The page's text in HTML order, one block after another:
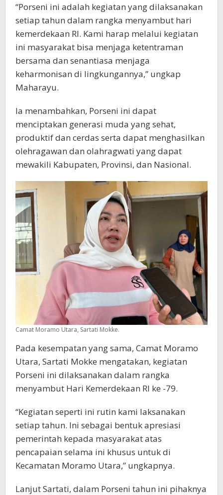
“Porseni ini adalah kegiatan yang dilaksanakan
setiap tahun dalam rangka menyambut hari
kemerdekaan RI. Kami harap melalui kegiatan
ini masyarakat bisa menjaga ketentraman
bersama dan senantiasa menjaga
keharmonisan di lingkungannya,” ungkap
Maharayu.
Ia menambahkan, Porseni ini dapat
menciptakan generasi muda yang sehat,
produktif dan cerdas serta dapat menghasilkan
olehragawan dan olahragwati yang dapat
mewakili Kabupaten, Provinsi, dan Nasional.
Camat Moramo Utara, Sartati Mokke.
Pada kesempatan yang sama, Camat Moramo
Utara, Sartati Mokke mengatakan, kegiatan
Porseni ini dilaksanakan dalam rangka
menyambut Hari Kemerdekaan RI ke -79.
“Kegiatan seperti ini rutin kami laksanakan
setiap tahun. Ini sebagai bentuk apresiasi
pemerintah kepada masyarakat atas
pencapaian selama ini khusus untuk di
Kecamatan Moramo Utara,” ungkapnya.
Lanjut Sartati, dalam Porseni tahun ini pihaknya